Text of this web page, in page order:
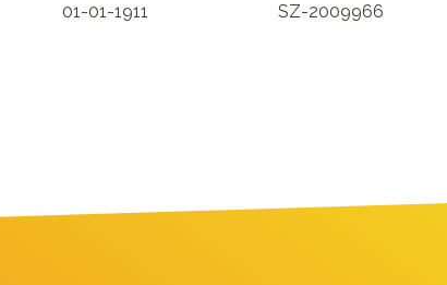
01-01-1911 SZ-2009966